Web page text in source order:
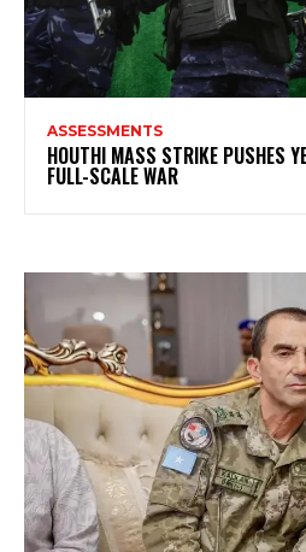
ASSESSMENTS
HOUTHI MASS STRIKE PUSHES
FULL-SCALE WAR